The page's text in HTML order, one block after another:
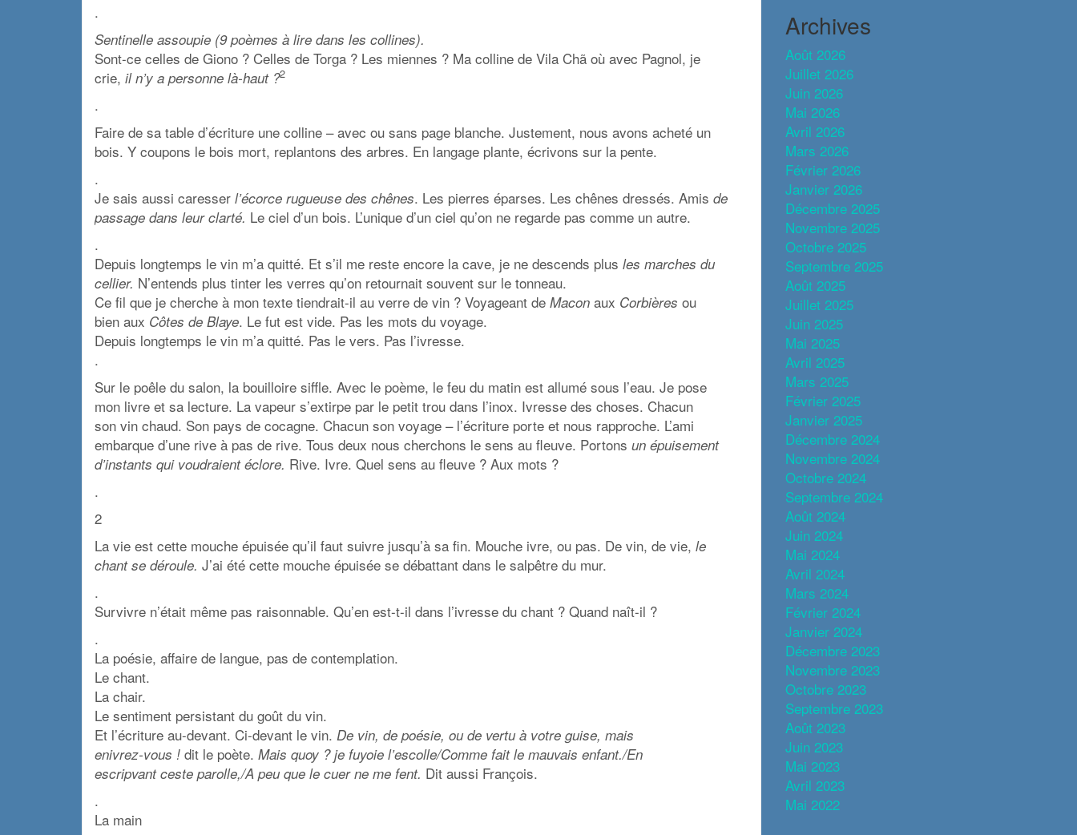
.
Sentinelle assoupie (9 poèmes à lire dans les collines).
Sont-ce celles de Giono ? Celles de Torga ? Les miennes ? Ma colline de Vila Chã où avec Pagnol, je
crie, il n’y a personne là-haut ?2
.
Faire de sa table d’écriture une colline – avec ou sans page blanche. Justement, nous avons acheté un
bois. Y coupons le bois mort, replantons des arbres. En langage plante, écrivons sur la pente.
.
Je sais aussi caresser l’écorce rugueuse des chênes. Les pierres éparses. Les chênes dressés. Amis de
passage dans leur clarté. Le ciel d’un bois. L’unique d’un ciel qu’on ne regarde pas comme un autre.
.
Depuis longtemps le vin m’a quitté. Et s’il me reste encore la cave, je ne descends plus les marches du
cellier. N’entends plus tinter les verres qu’on retournait souvent sur le tonneau.
Ce fil que je cherche à mon texte tiendrait-il au verre de vin ? Voyageant de Macon aux Corbières ou
bien aux Côtes de Blaye. Le fut est vide. Pas les mots du voyage.
Depuis longtemps le vin m’a quitté. Pas le vers. Pas l’ivresse.
.
Sur le poêle du salon, la bouilloire siffle. Avec le poème, le feu du matin est allumé sous l’eau. Je pose
mon livre et sa lecture. La vapeur s’extirpe par le petit trou dans l’inox. Ivresse des choses. Chacun
son vin chaud. Son pays de cocagne. Chacun son voyage – l’écriture porte et nous rapproche. L’ami
embarque d’une rive à pas de rive. Tous deux nous cherchons le sens au fleuve. Portons un épuisement
d’instants qui voudraient éclore. Rive. Ivre. Quel sens au fleuve ? Aux mots ?
.
2
La vie est cette mouche épuisée qu’il faut suivre jusqu’à sa fin. Mouche ivre, ou pas. De vin, de vie, le
chant se déroule. J’ai été cette mouche épuisée se débattant dans le salpêtre du mur.
.
Survivre n’était même pas raisonnable. Qu’en est-t-il dans l’ivresse du chant ? Quand naît-il ?
.
La poésie, affaire de langue, pas de contemplation.
Le chant.
La chair.
Le sentiment persistant du goût du vin.
Et l’écriture au-devant. Ci-devant le vin. De vin, de poésie, ou de vertu à votre guise, mais
enivrez-vous ! dit le poète. Mais quoy ? je fuyoie l’escolle/Comme fait le mauvais enfant./En
escripvant ceste parolle,/A peu que le cuer ne me fent. Dit aussi François.
.
La main
Archives
Août 2026
Juillet 2026
Juin 2026
Mai 2026
Avril 2026
Mars 2026
Février 2026
Janvier 2026
Décembre 2025
Novembre 2025
Octobre 2025
Septembre 2025
Août 2025
Juillet 2025
Juin 2025
Mai 2025
Avril 2025
Mars 2025
Février 2025
Janvier 2025
Décembre 2024
Novembre 2024
Octobre 2024
Septembre 2024
Août 2024
Juin 2024
Mai 2024
Avril 2024
Mars 2024
Février 2024
Janvier 2024
Décembre 2023
Novembre 2023
Octobre 2023
Septembre 2023
Août 2023
Juin 2023
Mai 2023
Avril 2023
Mai 2022